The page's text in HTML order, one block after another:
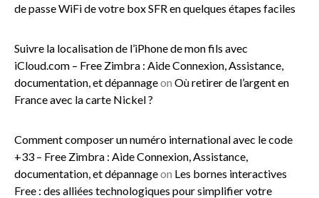
de passe WiFi de votre box SFR en quelques étapes faciles
Suivre la localisation de l’iPhone de mon fils avec
iCloud.com – Free Zimbra : Aide Connexion, Assistance,
documentation, et dépannageon Où retirer de l’argent en
France avec la carte Nickel ?
Comment composer un numéro international avec le code
+33 – Free Zimbra : Aide Connexion, Assistance,
documentation, et dépannageon Les bornes interactives
Free : des alliées technologiques pour simplifier votre